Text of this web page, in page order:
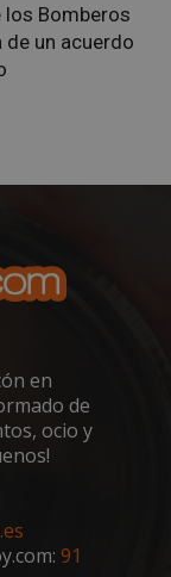
los Bomberos
un acuerdo
en
de
ocio y
91